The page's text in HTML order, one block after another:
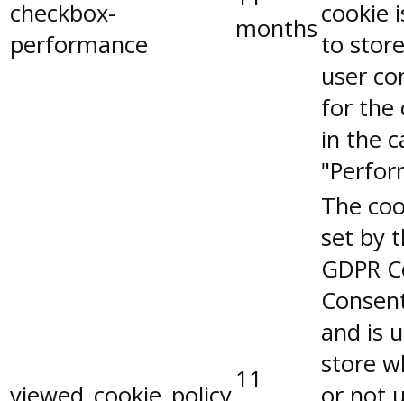
checkbox-
performance
monthscookie
to
user
for the
in the
11
The
set by
GDPR
and is
store